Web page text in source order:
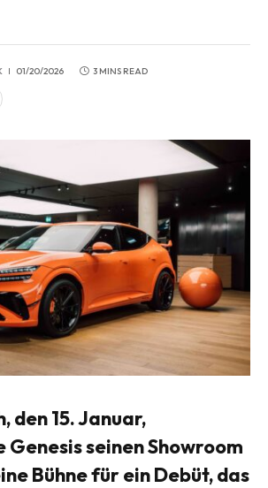
01/20/2026 3 MINS READ
den 15. Januar,
seinen Showroom
Bühne für ein Debüt, das